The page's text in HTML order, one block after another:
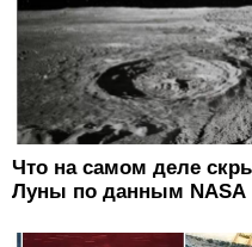
Что на самом деле
Луны по данным NASA